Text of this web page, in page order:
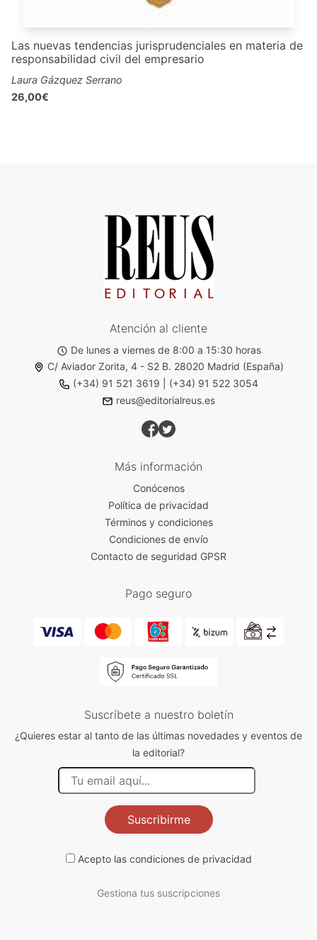
Las nuevas tendencias jurisprudenciales en materia de
responsabilidad civil del empresario
Laura Gázquez Serrano
26,00€
Atención al cliente
De lunes a viernes de 8:00 a 15:30 horas
C/ Aviador Zorita, 4 - S2 B. 28020 Madrid (España)
(+34) 91 521 3619
(+34) 91 522 3054
reus@editorialreus.es
Más información
Conócenos
Política de privacidad
Términos y condiciones
Condiciones de envío
Contacto de seguridad GPSR
Pago seguro
Suscríbete a nuestro boletín
¿Quieres estar al tanto de las últimas novedades y eventos de
la editorial?
Suscribirme
Acepto las condiciones de privacidad
Gestiona tus suscripciones